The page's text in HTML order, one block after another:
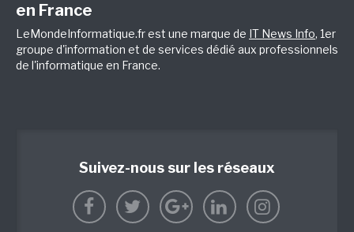
en France
LeMondeInformatique.fr est une marque de IT News Info, 1er
groupe d'information et de services dédié aux professionnels
de l'informatique en France.
Suivez-nous sur les réseaux